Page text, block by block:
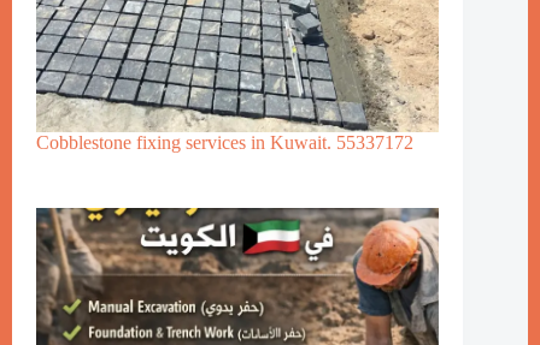
Cobblestone fixing services in Kuwait. 55337172